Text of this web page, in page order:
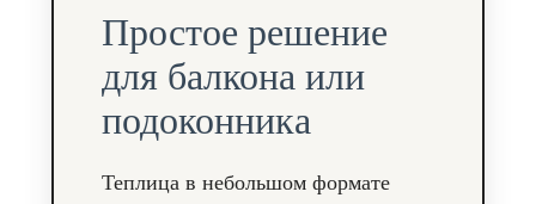
Простое решение
для балкона или
подоконника
Теплица в небольшом формате